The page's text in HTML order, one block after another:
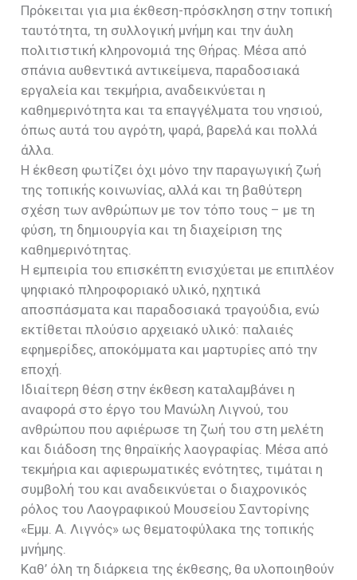
Πρόκειται για μια έκθεση-πρόσκληση στην τοπική
ταυτότητα, τη συλλογική μνήμη και την άυλη
πολιτιστική κληρονομιά της Θήρας. Μέσα από
σπάνια αυθεντικά αντικείμενα, παραδοσιακά
εργαλεία και τεκμήρια, αναδεικνύεται η
καθημερινότητα και τα επαγγέλματα του νησιού,
όπως αυτά του αγρότη, ψαρά, βαρελά και πολλά
άλλα.
Η έκθεση φωτίζει όχι μόνο την παραγωγική ζωή
της τοπικής κοινωνίας, αλλά και τη βαθύτερη
σχέση των ανθρώπων με τον τόπο τους – με τη
φύση, τη δημιουργία και τη διαχείριση της
καθημερινότητας.
Η εμπειρία του επισκέπτη ενισχύεται με επιπλέον
ψηφιακό πληροφοριακό υλικό, ηχητικά
αποσπάσματα και παραδοσιακά τραγούδια, ενώ
εκτίθεται πλούσιο αρχειακό υλικό: παλαιές
εφημερίδες, αποκόμματα και μαρτυρίες από την
εποχή.
Ιδιαίτερη θέση στην έκθεση καταλαμβάνει η
αναφορά στο έργο του Μανώλη Λιγνού, του
ανθρώπου που αφιέρωσε τη ζωή του στη μελέτη
και διάδοση της θηραϊκής λαογραφίας. Μέσα από
τεκμήρια και αφιερωματικές ενότητες, τιμάται η
συμβολή του και αναδεικνύεται ο διαχρονικός
ρόλος του Λαογραφικού Μουσείου Σαντορίνης
«Εμμ. Α. Λιγνός» ως θεματοφύλακα της τοπικής
μνήμης.
Καθ’ όλη τη διάρκεια της έκθεσης, θα υλοποιηθούν